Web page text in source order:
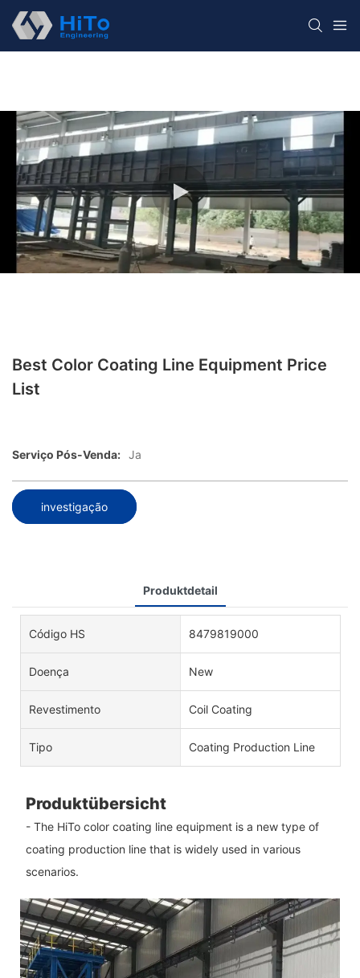
Best Color Coating Line Equipment Price
List
Serviço Pós-Venda: Ja
investigação
Produktdetail
Código HS 8479819000
Doença New
Revestimento Coil Coating
Tipo Coating Production Line
Produktübersicht
- The HiTo color coating line equipment is a new type of
coating production line that is widely used in various
scenarios.